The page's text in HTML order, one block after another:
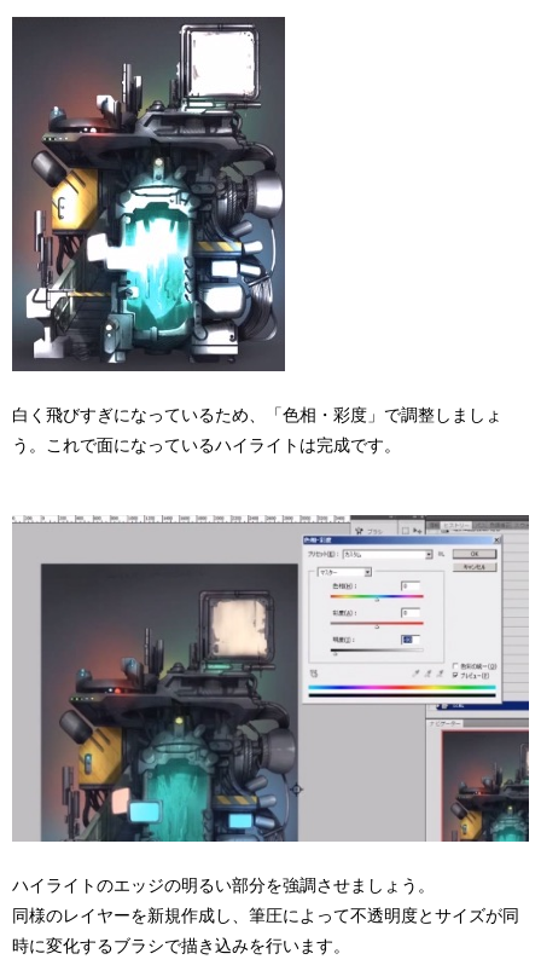
白く飛びすぎになっているため、「色相・彩度」で調整しましょ
う。これで面になっているハイライトは完成です。
ハイライトのエッジの明るい部分を強調させましょう。
同様のレイヤーを新規作成し、筆圧によって不透明度とサイズが同
時に変化するブラシで描き込みを行います。